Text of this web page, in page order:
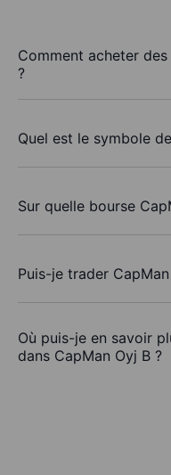
Comment acheter
?
Quel est le symbole
Sur quelle bourse
Puis-je trader
Où puis-je en savoir
dans CapMan Oyj B ?